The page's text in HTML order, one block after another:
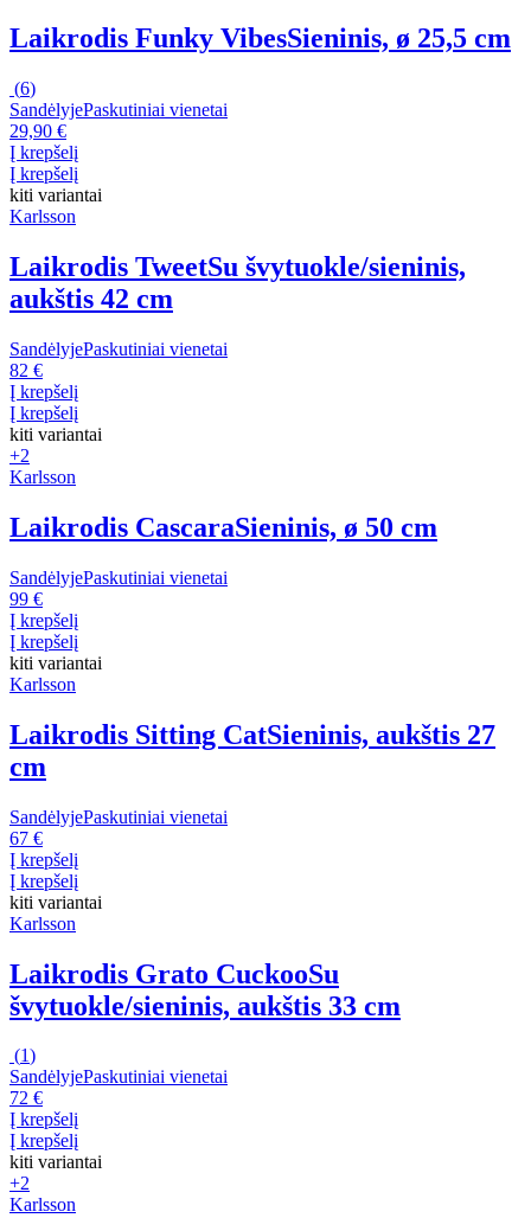
Laikrodis Funky VibesSieninis, ø 25,5 cm
(6)
SandėlyjePaskutiniai vienetai
29,90 €
Į krepšelį
Į krepšelį
kiti variantai
Karlsson
Laikrodis TweetSu švytuokle/sieninis,
aukštis 42 cm
SandėlyjePaskutiniai vienetai
82 €
Į krepšelį
Į krepšelį
kiti variantai
+2
Karlsson
Laikrodis CascaraSieninis, ø 50 cm
SandėlyjePaskutiniai vienetai
99 €
Į krepšelį
Į krepšelį
kiti variantai
Karlsson
Laikrodis Sitting CatSieninis, aukštis 27
cm
SandėlyjePaskutiniai vienetai
67 €
Į krepšelį
Į krepšelį
kiti variantai
Karlsson
Laikrodis Grato CuckooSu
švytuokle/sieninis, aukštis 33 cm
(1)
SandėlyjePaskutiniai vienetai
72 €
Į krepšelį
Į krepšelį
kiti variantai
+2
Karlsson